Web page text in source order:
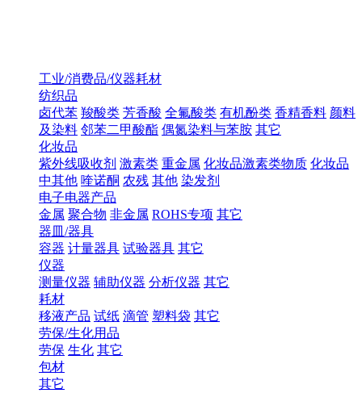
工业/消费品/仪器耗材
纺织品
卤代苯 羧酸类 芳香酸 全氟酸类 有机酚类 香精香料 颜料
及染料 邻苯二甲酸酯 偶氮染料与苯胺 其它
化妆品
紫外线吸收剂 激素类 重金属 化妆品激素类物质 化妆品
中其他 喹诺酮 农残 其他 染发剂
电子电器产品
金属 聚合物 非金属 ROHS专项 其它
器皿/器具
容器 计量器具 试验器具 其它
仪器
测量仪器 辅助仪器 分析仪器 其它
耗材
移液产品 试纸 滴管 塑料袋 其它
劳保/生化用品
劳保 生化 其它
包材
其它